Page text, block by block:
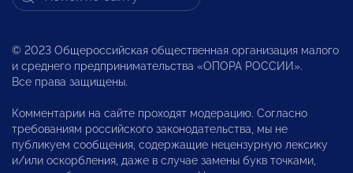
© 2023 Общероссийская общественная организация малого
и среднего предпринимательства «ОПОРА РОССИИ».
Все права защищены.
Комментарии на сайте проходят модерацию. Согласно
требованиям российского законодательства, мы не
публикуем сообщения, содержащие нецензурную лексику
и/или оскорбления, даже в случае замены букв точками,